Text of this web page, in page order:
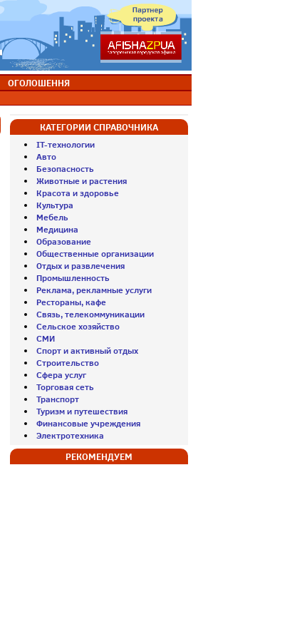
ОГОЛОШЕННЯ
КАТЕГОРИИ СПРАВОЧНИКА
IT-технологии
Авто
Безопасность
Животные и растения
Красота и здоровье
Культура
Мебель
Медицина
Образование
Общественные организации
Отдых и развлечения
Промышленность
Реклама, рекламные услуги
Рестораны, кафе
Связь, телекоммуникации
Сельское хозяйство
СМИ
Спорт и активный отдых
Строительство
Сфера услуг
Торговая сеть
Транспорт
Туризм и путешествия
Финансовые учреждения
Электротехника
РЕКОМЕНДУЕМ